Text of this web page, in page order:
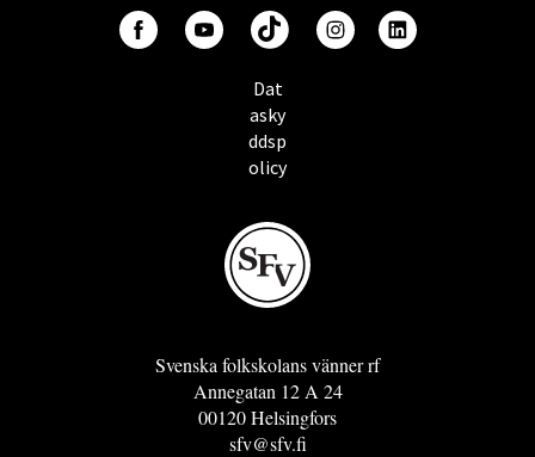
Dat
asky
ddsp
olicy
Svenska folkskolans vänner rf
Annegatan 12 A 24
00120 Helsingfors
sfv@sfv.fi